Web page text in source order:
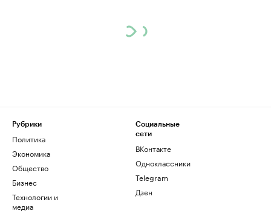
Рубрики
Политика
Экономика
Общество
Бизнес
Технологии и
медиа
Социальные
сети
ВКонтакте
Одноклассники
Telegram
Дзен